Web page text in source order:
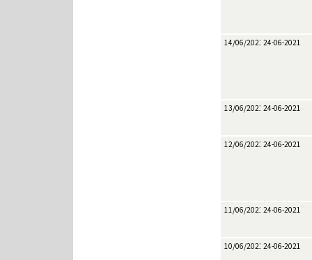
14/06/2021 24-06-2021
13/06/2021 24-06-2021
12/06/2021 24-06-2021
11/06/2021 24-06-2021
10/06/2021 24-06-2021